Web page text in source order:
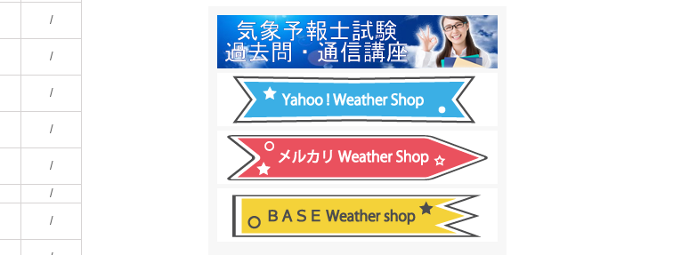
/
/
/
/
/
/
/
HPリニューアル第２弾：本サイト Update!
HPリニューアル第１弾：英語ページOPEN
週間天気図&週間波浪図を10日に延長しました
太陽光発電量の推算はじめました
気象情報通知サービス「お天気見張り番」開始
週間波浪図追加しました。
予報士通信講座に解析ツール追加！！